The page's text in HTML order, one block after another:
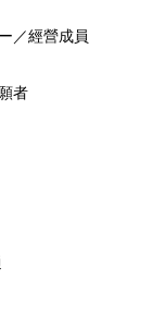
／經營成員
者